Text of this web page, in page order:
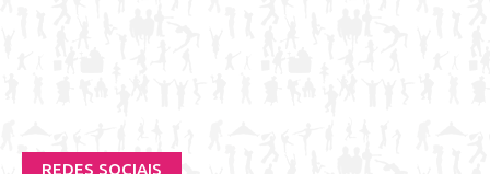
REDES SOCIAIS